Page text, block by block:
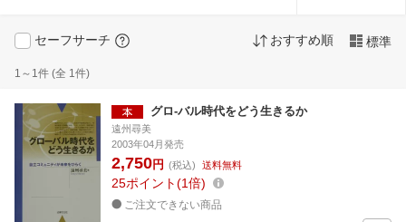
セーフサーチ おすすめ順 標準
1～1件 (全 1件)
グロ-バル時代をどう生きるか
遠州尋美
2003年04月発売
2,750円 (税込) 送料無料
25ポイント 1倍
ご注文できない商品